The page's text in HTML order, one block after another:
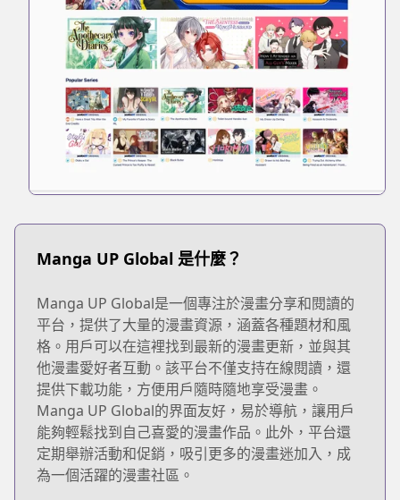
Manga UP Global 是什麼？
Manga UP Global是一個專注於漫畫分享和閱讀的
平台，提供了大量的漫畫資源，涵蓋各種題材和風
格。用戶可以在這裡找到最新的漫畫更新，並與其
他漫畫愛好者互動。該平台不僅支持在線閱讀，還
提供下載功能，方便用戶隨時隨地享受漫畫。
Manga UP Global的界面友好，易於導航，讓用戶
能夠輕鬆找到自己喜愛的漫畫作品。此外，平台還
定期舉辦活動和促銷，吸引更多的漫畫迷加入，成
為一個活躍的漫畫社區。